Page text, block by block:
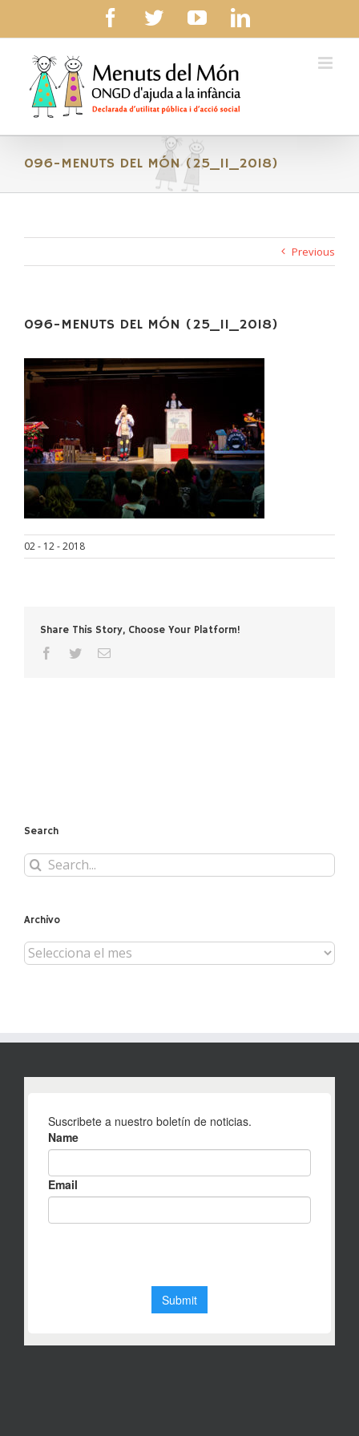
content
facebook
twitteryoutubelinkedin
096-MENUTS DEL MÓN (25_11_2018)
Previous
096-MENUTS DEL MÓN (25_11_2018)
02 - 12 - 2018
Share This Story, Choose Your Platform!
facebooktwitterEmail
Search
Search
for:
Archivo
Archivo